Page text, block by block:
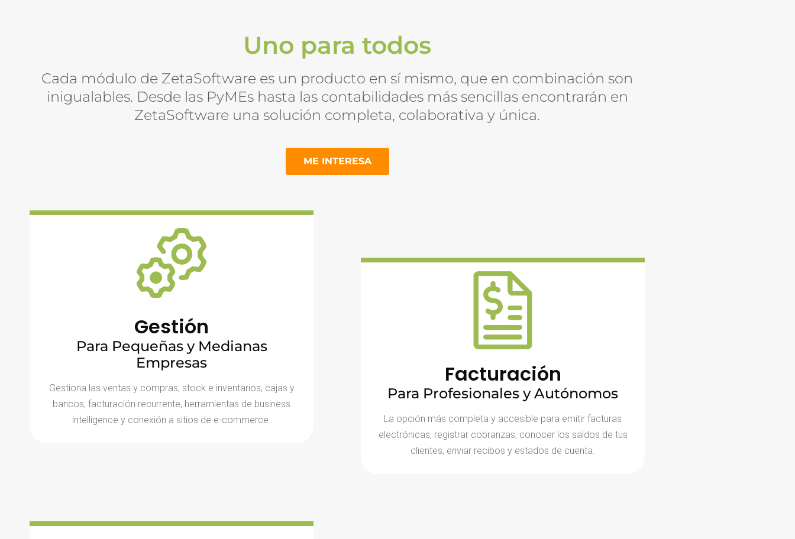
Uno para todos
Cada módulo de ZetaSoftware es un producto en sí mismo, que en combinación son
inigualables. Desde las PyMEs hasta las contabilidades más sencillas encontrarán en
ZetaSoftware una solución completa, colaborativa y única.
ME INTERESA
Gestión
Para Pequeñas y Medianas
Empresas
Gestiona las ventas y compras, stock e inventarios, cajas y
bancos, facturación recurrente, herramientas de business
intelligence y conexión a sitios de e-commerce.
Facturación
Para Profesionales y Autónomos
La opción más completa y accesible para emitir facturas
electrónicas, registrar cobranzas, conocer los saldos de tus
clientes, enviar recibos y estados de cuenta.